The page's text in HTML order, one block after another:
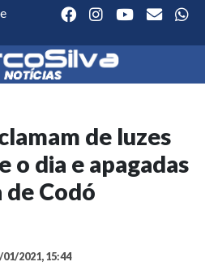
de luzes
o dia e apagadas
de Codó
01/2021, 15:44